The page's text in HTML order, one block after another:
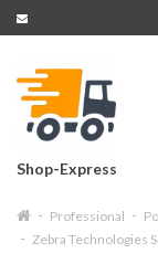
Shop-Express
Professional
Zebra Technologies